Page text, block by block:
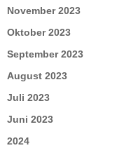
November 2023
Oktober 2023
September 2023
August 2023
Juli 2023
Juni 2023
2024